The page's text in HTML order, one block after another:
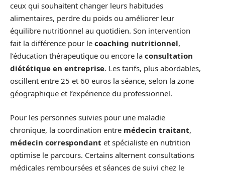
ceux qui souhaitent changer leurs habitudes
alimentaires, perdre du poids ou améliorer leur
équilibre nutritionnel au quotidien. Son intervention
fait la différence pour le coaching nutritionnel,
l’éducation thérapeutique ou encore la consultation
diététique en entreprise. Les tarifs, plus abordables,
oscillent entre 25 et 60 euros la séance, selon la zone
géographique et l’expérience du professionnel.
Pour les personnes suivies pour une maladie
chronique, la coordination entre médecin traitant,
médecin correspondant et spécialiste en nutrition
optimise le parcours. Certains alternent consultations
médicales remboursées et séances de suivi chez le